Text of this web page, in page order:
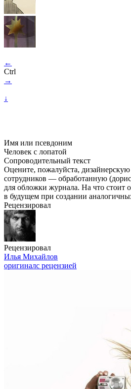
←
Ctrl
→
↓
Имя или псевдоним
Человек с лопатой
Сопроводительный текст
Оцените, пожалуйста,
сотрудников — обработанную
для обложки журнала. На что стоит
в будущем при создании
Рецензировал
Рецензировал
Илья Михайлов
оригиналс рецензией